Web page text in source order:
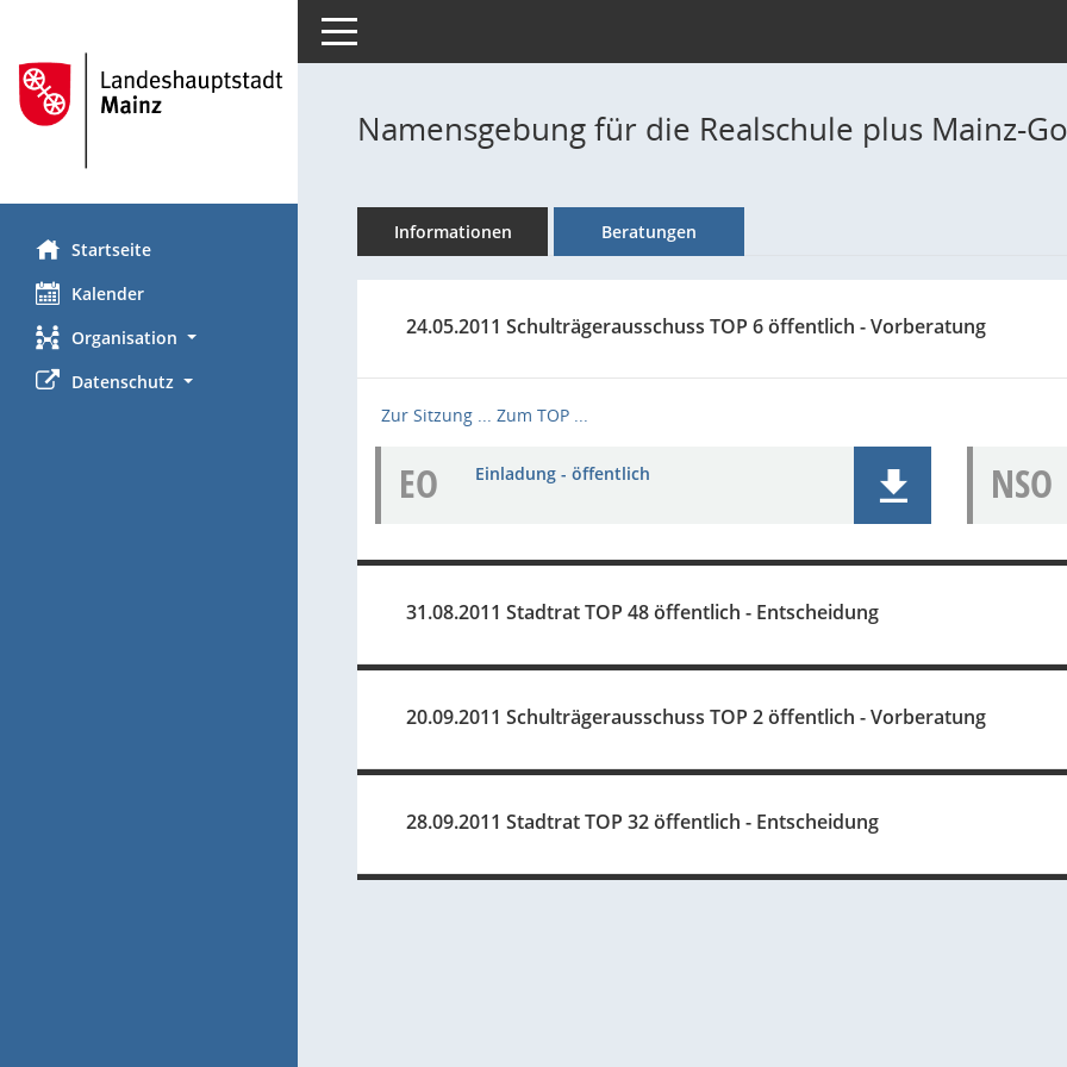
Startseite
Kalender
Organisation
Datenschutz
Toggle navigation
Namensgebung für die Realschule plus Mainz-
Informationen Beratungen
24.05.2011 Schulträgerausschuss TOP 6 öffentlich - Vorberatung
Zur Sitzung ... Zum TOP ...
EO Einladung - öffentlich NSO
31.08.2011 Stadtrat TOP 48 öffentlich - Entscheidung
20.09.2011 Schulträgerausschuss TOP 2 öffentlich - Vorberatung
28.09.2011 Stadtrat TOP 32 öffentlich - Entscheidung